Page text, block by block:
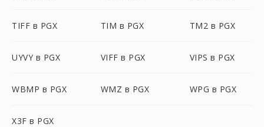
TIFF в PGX TIM в PGX TM2 в PGX
UYVY в PGX VIFF в PGX VIPS в PGX
WBMP в PGX WMZ в PGX WPG в PGX
X3F в PGX